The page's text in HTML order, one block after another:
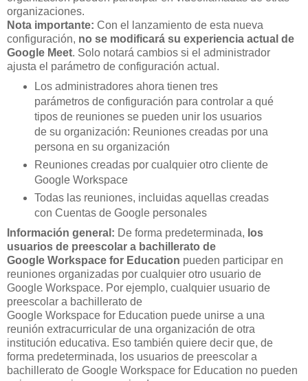
organizaciones.
Nota importante: Con el lanzamiento de esta nueva
configuración, no se modificará su experiencia actual de
Google Meet. Solo notará cambios si el administrador
ajusta el parámetro de configuración actual.
Los administradores ahora tienen tres
parámetros de configuración para controlar a qué
tipos de reuniones se pueden unir los usuarios
de su organización: Reuniones creadas por una
persona en su organización
Reuniones creadas por cualquier otro cliente de
Google Workspace
Todas las reuniones, incluidas aquellas creadas
con Cuentas de Google personales
Información general: De forma predeterminada, los
usuarios de preescolar a bachillerato de
Google Workspace for Education pueden participar en
reuniones organizadas por cualquier otro usuario de
Google Workspace. Por ejemplo, cualquier usuario de
preescolar a bachillerato de
Google Workspace for Education puede unirse a una
reunión extracurricular de una organización de otra
institución educativa. Eso también quiere decir que, de
forma predeterminada, los usuarios de preescolar a
bachillerato de Google Workspace for Education no pueden